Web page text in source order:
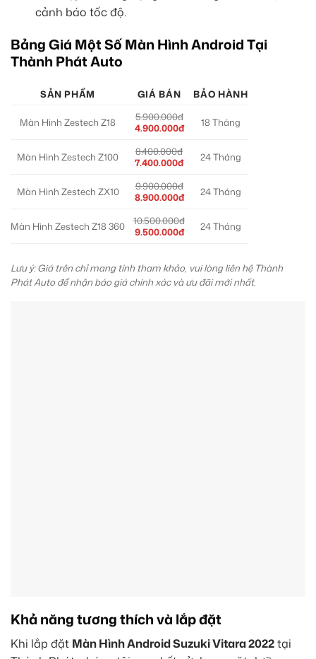
cảnh báo tốc độ.
Bảng Giá Một Số Màn Hình Android Tại
Thành Phát Auto
SẢN PHẨM GIÁ BÁN BẢO HÀNH
Màn Hình Zestech Z18
5.900.000đ
4.900.000đ
18 Tháng
Màn Hình Zestech Z100
8.400.000đ
7.400.000đ
24 Tháng
Màn Hình Zestech ZX10
9.900.000đ
8.900.000đ
24 Tháng
Màn Hình Zestech Z18 360
10.500.000đ
9.500.000đ
24 Tháng
Lưu ý: Giá trên chỉ mang tính tham khảo, vui lòng liên hệ Thành
Phát Auto để nhận báo giá chính xác và ưu đãi mới nhất.
Khả năng tương thích và lắp đặt
Khi lắp đặt Màn Hình Android Suzuki Vitara 2022tại